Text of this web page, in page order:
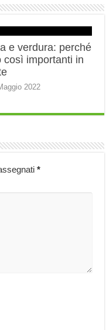
e verdura: perché
così importanti in
2022
*